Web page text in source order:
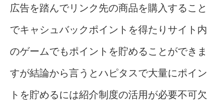
広告を踏んでリンク先の商品を購入すること
でキャシュバックポイントを得たりサイト内
のゲームでもポイントを貯めることができま
すが結論から言うとハピタスで大量にポイン
トを貯めるには紹介制度の活用が必要不可欠